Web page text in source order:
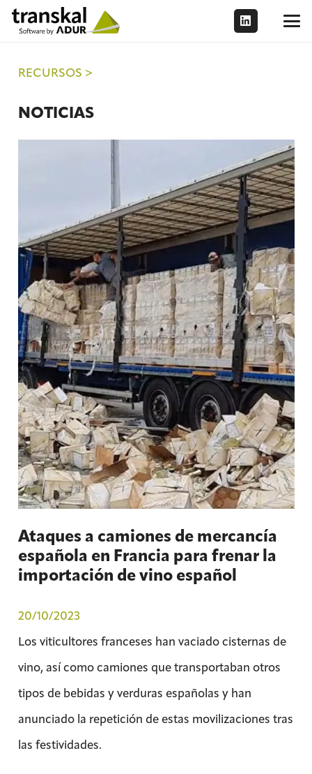
RECURSOS >
NOTICIAS
Ataques a camiones de mercancía
española en Francia para frenar la
importación de vino español
20/10/2023
Los viticultores franceses han vaciado cisternas de
vino, así como camiones que transportaban otros
tipos de bebidas y verduras españolas y han
anunciado la repetición de estas movilizaciones tras
las festividades.